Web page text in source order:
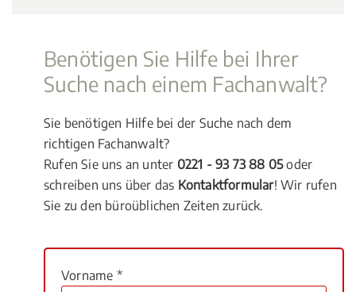
Benötigen Sie Hilfe bei Ihrer
Suche nach einem Fachanwalt?
Sie benötigen Hilfe bei der Suche nach dem
richtigen Fachanwalt?
Rufen Sie uns an unter 0221 - 93 73 88 05oder
schreiben uns über das Kontaktformular! Wir rufen
Sie zu den büroüblichen Zeiten zurück.
Vorname *